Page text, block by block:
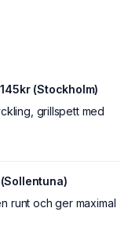
(Stockholm)
grillspett med
runt och ger maximal